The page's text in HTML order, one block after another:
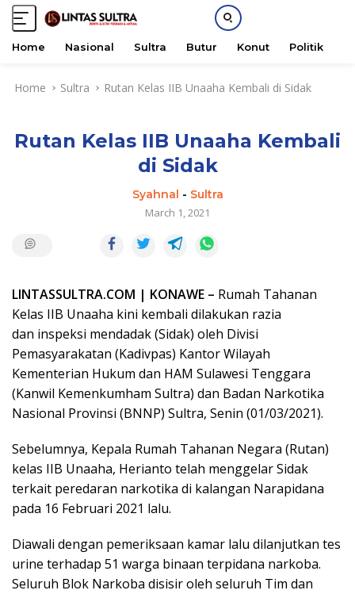
Home Nasional Sultra Butur Konut Politik
Home Sultra Rutan Kelas IIB Unaaha Kembali di Sidak
Rutan Kelas IIB Unaaha Kembali
di Sidak
Syahnal - Sultra
March 1, 2021
LINTASSULTRA.COM | KONAWE – Rumah Tahanan
Kelas IIB Unaaha kini kembali dilakukan razia
dan inspeksi mendadak (Sidak) oleh Divisi
Pemasyarakatan (Kadivpas) Kantor Wilayah
Kementerian Hukum dan HAM Sulawesi Tenggara
(Kanwil Kemenkumham Sultra) dan Badan Narkotika
Nasional Provinsi (BNNP) Sultra, Senin (01/03/2021).
Sebelumnya, Kepala Rumah Tahanan Negara (Rutan)
kelas IIB Unaaha, Herianto telah menggelar Sidak
terkait peredaran narkotika di kalangan Narapidana
pada 16 Februari 2021 lalu.
Diawali dengan pemeriksaan kamar lalu dilanjutkan tes
urine terhadap 51 warga binaan terpidana narkoba.
Seluruh Blok Narkoba disisir oleh seluruh Tim dan